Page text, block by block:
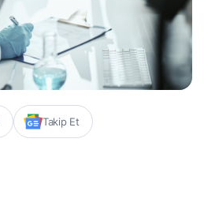
Takip Et